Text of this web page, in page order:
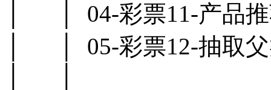
│ │ 04-彩票11-产品推
│ │ 05-彩票12-抽取父